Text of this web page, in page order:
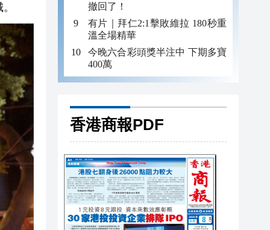
撤回了！
有片｜拜仁2:1擊敗維拉 180秒重
溫全場精華
今晚六合彩頭獎半注中 下期多寶
400萬
香港商報PDF